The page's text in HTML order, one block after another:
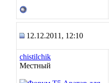
12.12.2011, 12:10
chistilchik
Местный